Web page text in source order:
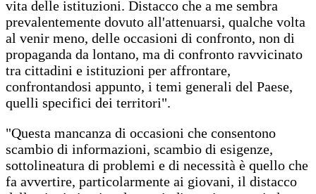
vita delle istituzioni. Distacco che a me sembra
prevalentemente dovuto all'attenuarsi, qualche volta
al venir meno, delle occasioni di confronto, non di
propaganda da lontano, ma di confronto ravvicinato
tra cittadini e istituzioni per affrontare,
confrontandosi appunto, i temi generali del Paese,
quelli specifici dei territori".
"Questa mancanza di occasioni che consentono
scambio di informazioni, scambio di esigenze,
sottolineatura di problemi e di necessità è quello che
fa avvertire, particolarmente ai giovani, il distacco